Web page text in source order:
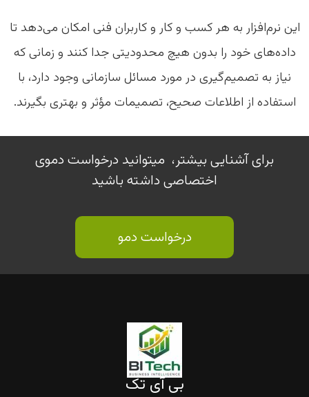
این نرم‌افزار به هر کسب و کار و کاربران فنی امکان می‌دهد تا
داده‌های خود را بدون هیچ محدودیتی جدا کنند و زمانی که
نیاز به تصمیم‌گیری در مورد مسائل سازمانی وجود دارد، با
استفاده از اطلاعات صحیح، تصمیمات مؤثر و بهتری بگیرند.
برای آشنایی بیشتر، میتوانید درخواست دموی
اختصاصی داشته باشید
درخواست دمو
بی آی تک